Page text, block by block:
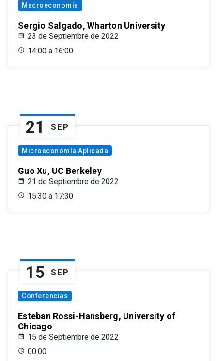
Macroeconomía
Sergio Salgado, Wharton University
23 de Septiembre de 2022
14:00 a 16:00
21 SEP
Microeconomía Aplicada
Guo Xu, UC Berkeley
21 de Septiembre de 2022
15:30 a 17:30
15 SEP
Conferencias
Esteban Rossi-Hansberg, University of
Chicago
15 de Septiembre de 2022
00:00